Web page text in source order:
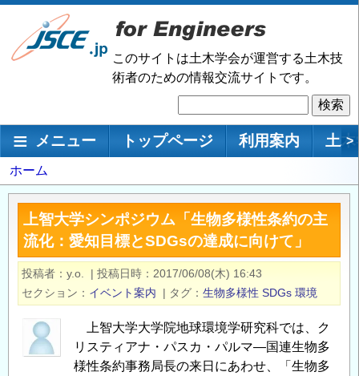
メ
ン
移
このサイトは土木学会が運営する土木技
術者のための情報交流サイトです。
索
メインナビゲーション
メニュー トップページ 利用案内 土 >
パ
ン
ず
ホーム
上智大学シンポジウム「生物多様性条約の主
流化：愛知目標とSDGsの達成に向けて」
投稿者 y.o. | 投稿日時
2017/06/08(木) 16:43
セクション
イベント案内 | タグ 生物多様性 SDGs 環境
上智大学大学院地球環境学研究科では、ク
リスティアナ・パスカ・パルマ―国連生物多
様性条約事務局長の来日にあわせ、「生物多